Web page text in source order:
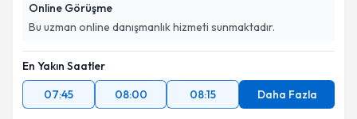
Online Görüşme
Bu uzman online danışmanlık hizmeti sunmaktadır.
En Yakın Saatler
07:45
08:00 08:15 Daha Fazla